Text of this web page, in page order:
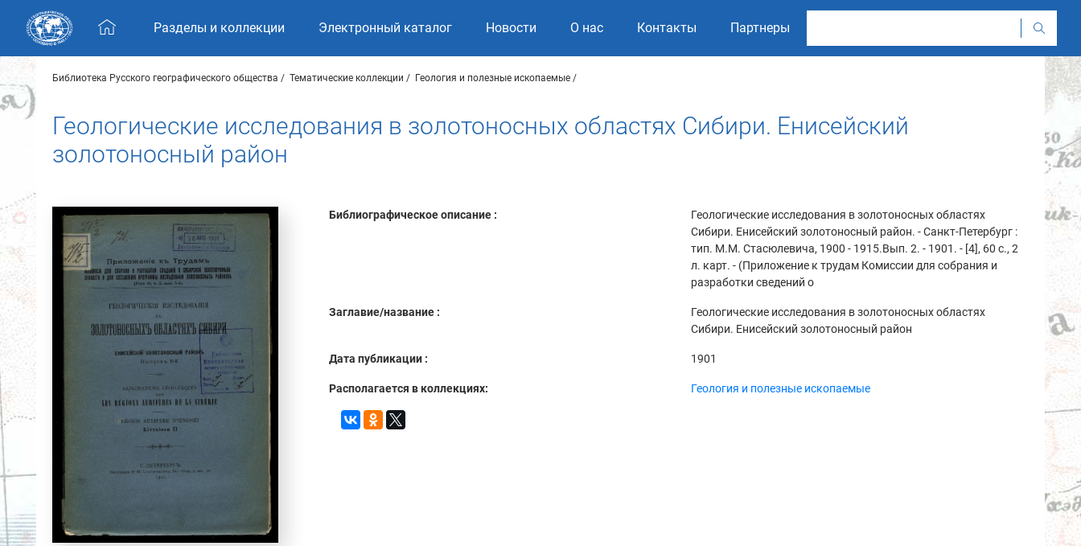
Skip navigation
Разделы и коллекции Электронный каталог Новости О нас Контакты Партнеры
Библиотека Русского географического общества Тематические коллекции Геология и полезные ископаемые
Геологические исследования в золотоносных областях Сибири. Енисейский
золотоносный район
Библиографическое описание :
Геологические исследования в золотоносных областях
Сибири. Енисейский золотоносный район. - Санкт-Петербург :
тип. М.М. Стасюлевича, 1900 - 1915.Вып. 2. - 1901. - [4], 60 с., 2
л. карт. - (Приложение к трудам Комиссии для собрания и
разработки сведений о
Заглавие/название :
Геологические исследования в золотоносных областях
Сибири. Енисейский золотоносный район
Дата публикации : 1901
Располагается в коллекциях: Геология и полезные ископаемые